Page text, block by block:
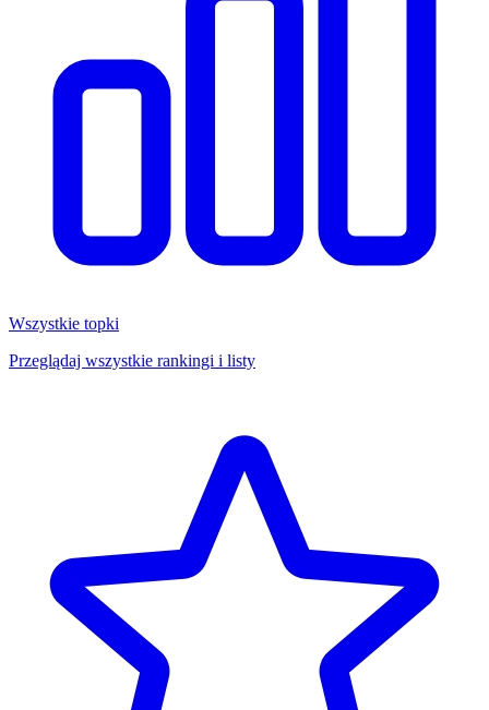
Wszystkie topki
Przeglądaj wszystkie rankingi i listy